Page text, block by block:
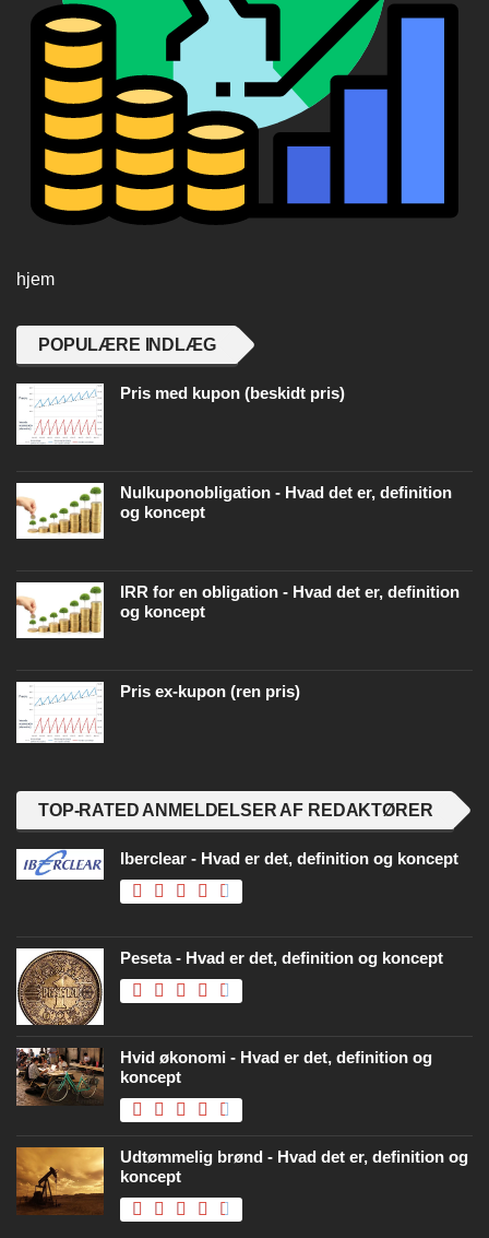
hjem
POPULÆRE INDLÆG
Pris med kupon (beskidt pris)
Nulkuponobligation - Hvad det er, definition
og koncept
IRR for en obligation - Hvad det er, definition
og koncept
Pris ex-kupon (ren pris)
TOP-RATED ANMELDELSER AF REDAKTØRER
Iberclear - Hvad er det, definition og koncept
Peseta - Hvad er det, definition og koncept
Hvid økonomi - Hvad er det, definition og
koncept
Udtømmelig brønd - Hvad det er, definition og
koncept